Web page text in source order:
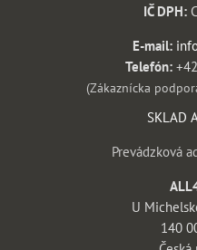
IČ DPH:
E-mail:
Telefón:
(Zákaznícka
SKLAD
Prevádzková
U
140